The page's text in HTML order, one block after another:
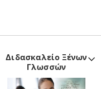
Διδασκαλείο Ξένων
Γλωσσών